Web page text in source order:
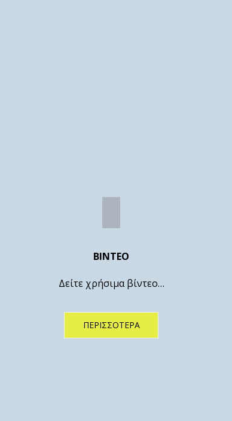
ΒΙΝΤΕΟ
Δείτε χρήσιμα βίντεο…
ΠΕΡΙΣΣΌΤΕΡΑ